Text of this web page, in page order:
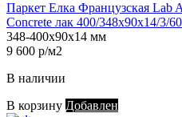
Паркет Елка Французская Lab
Concrete лак 400/348х90х14/3/
348-400х90х14 мм
9 600 р/м2
В наличии
В корзину Добавлен